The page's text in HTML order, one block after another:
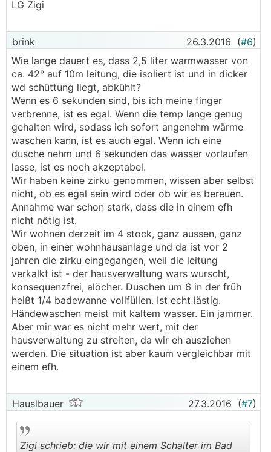
LG Zigi
brink 26.3.2016 (#6)
Wie lange dauert es, dass 2,5 liter warmwasser von
ca. 42° auf 10m leitung, die isoliert ist und in dicker
wd schüttung liegt, abkühlt?
Wenn es 6 sekunden sind, bis ich meine finger
verbrenne, ist es egal. Wenn die temp lange genug
gehalten wird, sodass ich sofort angenehm wärme
waschen kann, ist es auch egal. Wenn ich eine
dusche nehm und 6 sekunden das wasser vorlaufen
lasse, ist es noch akzeptabel.
Wir haben keine zirku genommen, wissen aber selbst
nicht, ob es egal sein wird oder ob wir es bereuen.
Annahme war schon stark, dass die in einem efh
nicht nötig ist.
Wir wohnen derzeit im 4 stock, ganz aussen, ganz
oben, in einer wohnhausanlage und da ist vor 2
jahren die zirku eingegangen, weil die leitung
verkalkt ist - der hausverwaltung wars wurscht,
konsequenzfrei, alöcher. Duschen um 6 in der früh
heißt 1/4 badewanne vollfüllen. Ist echt lästig.
Händewaschen meist mit kaltem wasser. Ein jammer.
Aber mir war es nicht mehr wert, mit der
hausverwaltung zu streiten, da wir eh ausziehen
werden. Die situation ist aber kaum vergleichbar mit
einem efh.
Hauslbauer 27.3.2016 (#7)
Zigi schrieb: die wir mit einem Schalter im Bad